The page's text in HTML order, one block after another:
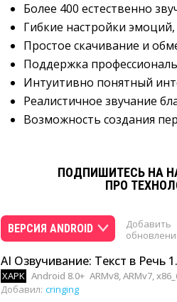
Более 400 естественно
Гибкие настройки
Простое скачивание и
Поддержка
Интуитивно понятный
Реалистичное звучание
Возможность создания
ПОДПИШИТЕСЬ НА
ПРО
ВЕРСИЯ ANDROID
Добавить
AI Озвучивание: Текст в Речь
XAPK Android 8.0+ ARMv8, ARMv7,
Добавил: cringing